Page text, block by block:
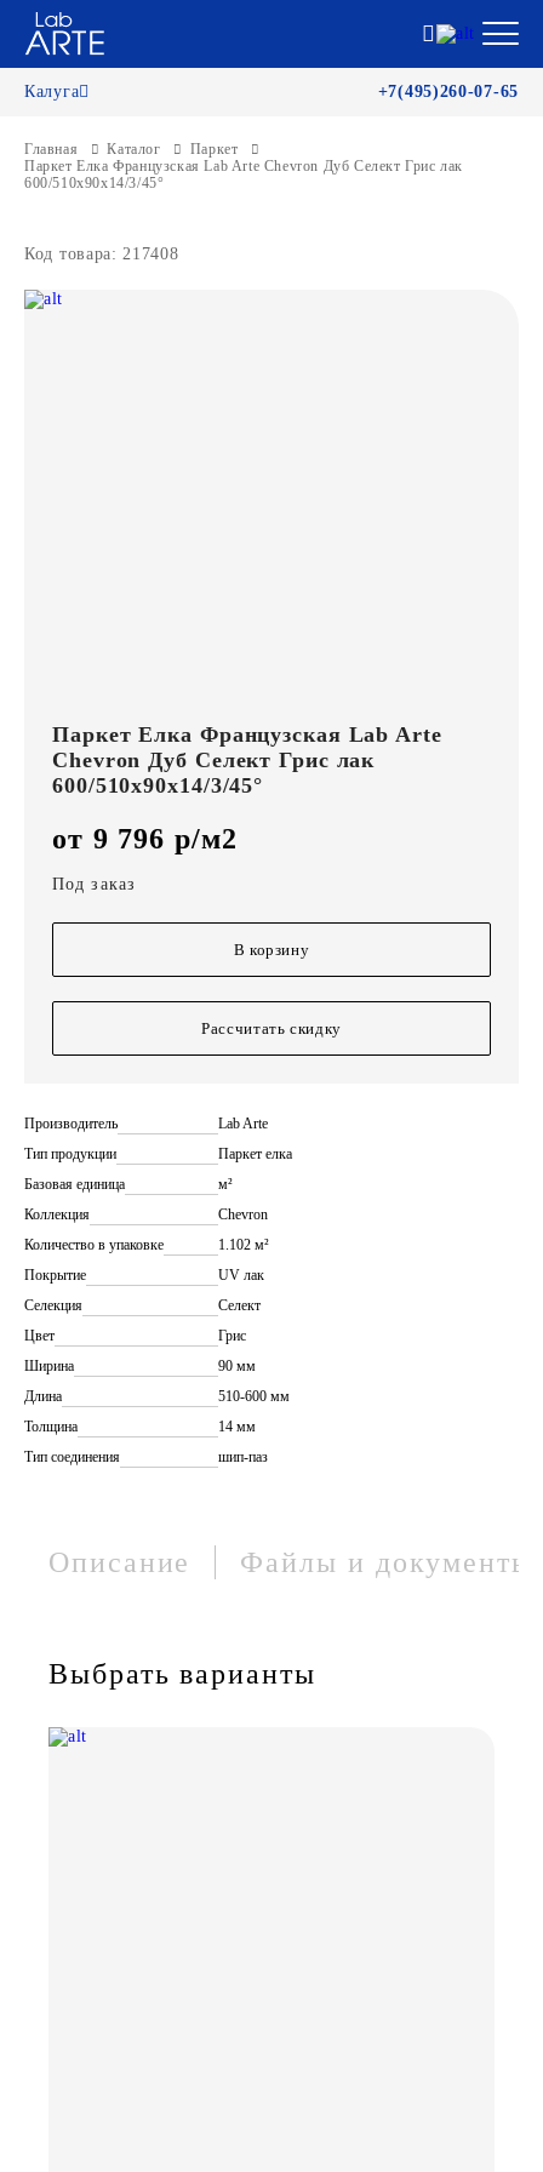
Калуга +7(495)260-07-65
Главная Каталог
Паркет
Паркет Елка Французская Lab Arte Chevron Дуб Селект Грис лак
600/510х90х14/3/45°
Код товара: 217408
Паркет Елка Французская Lab Arte
Chevron Дуб Селект Грис лак
600/510х90х14/3/45°
от 9 796 р/м2
Под заказ
В корзину
Рассчитать скидку
Производитель
Lab Arte
Тип продукции
Паркет елка
Базовая единица
м²
Коллекция
Chevron
Количество в упаковке
1.102 м²
Покрытие
UV лак
Селекция
Селект
Цвет
Грис
Ширина
90 мм
Длина
510-600 мм
Толщина
14 мм
Тип соединения
шип-паз
Описание Файлы и документы
Выбрать варианты